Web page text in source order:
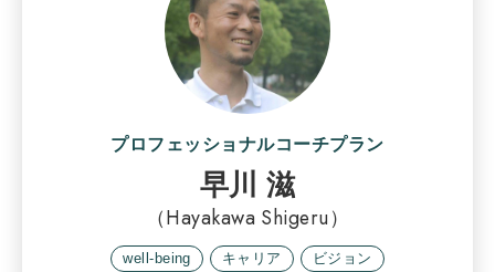
プロフェッショナルコーチプラン
早川 滋
（Hayakawa Shigeru）
well-being キャリア
ビジョン